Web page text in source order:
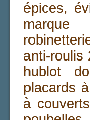
épices,
anti-roulis
hublot
placards
à